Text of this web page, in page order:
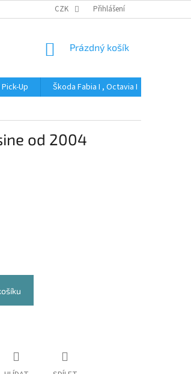
CZK Přihlášení
NÁKUPNÍ
Prázdný košík
Up Škoda Fabia I , Octavia I
od 2004